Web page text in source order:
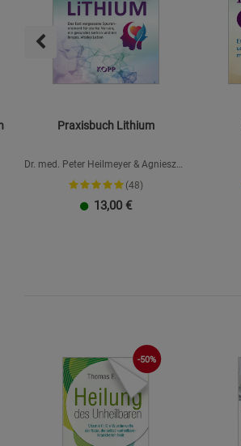
Praxisbuch Lithium
Dr. med. Peter Heilmeyer & Agnieszka
Peralta Martin
(48)
13,00 €
-50%